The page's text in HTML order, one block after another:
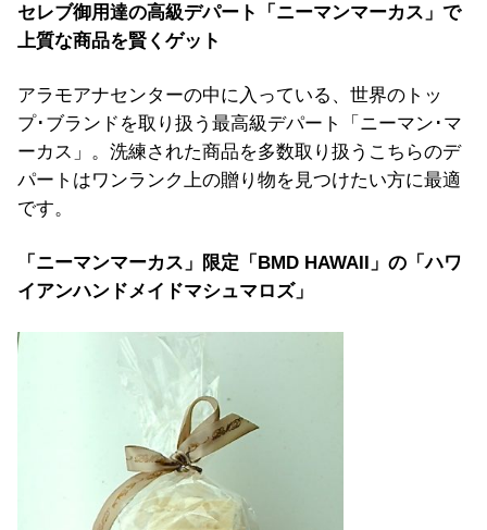
セレブ御用達の高級デパート「ニーマンマーカス」で
上質な商品を賢くゲット
アラモアナセンターの中に入っている、世界のトッ
プ･ブランドを取り扱う最高級デパート「ニーマン･マ
ーカス」。洗練された商品を多数取り扱うこちらのデ
パートはワンランク上の贈り物を見つけたい方に最適
です。
「ニーマンマーカス」限定「BMD HAWAII」の「ハワ
イアンハンドメイドマシュマロズ」